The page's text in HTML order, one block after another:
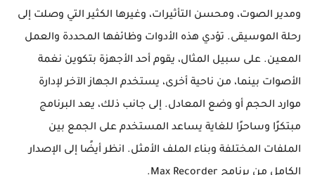
ومدير الصوت، ومحسن التأثيرات، وغيرها الكثير التي وصلت إلى
رحلة الموسيقى. تؤدي هذه الأدوات وظائفها المحددة والعمل
المعين. على سبيل المثال، يقوم أحد الأجهزة بتكوين نغمة
الأصوات بينما، من ناحية أخرى، يستخدم الجهاز الآخر لإدارة
موارد الحجم أو وضع المعادل. إلى جانب ذلك، يعد البرنامج
مبتكرًا وساحرًا للغاية يساعد المستخدم على الجمع بين
الملفات المختلفة وبناء الملف الأمثل. انظر أيضًا إلى الإصدار